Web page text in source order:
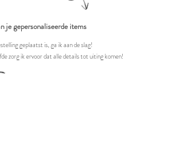
je gepersonaliseerde items
geplaatst is, ga ik aan de slag!
zorg ik ervoor dat alle details tot uiting komen!